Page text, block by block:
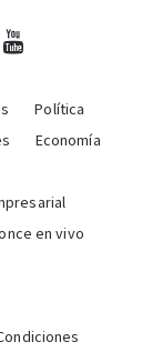
Política
Economía
en vivo